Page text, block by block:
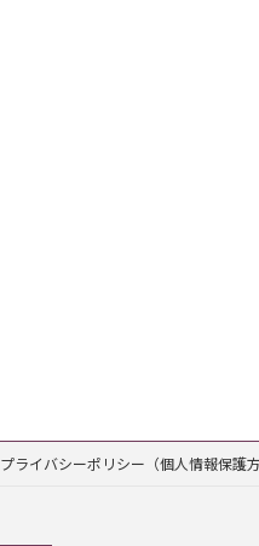
プライバシーポリシー（個人情報保護方